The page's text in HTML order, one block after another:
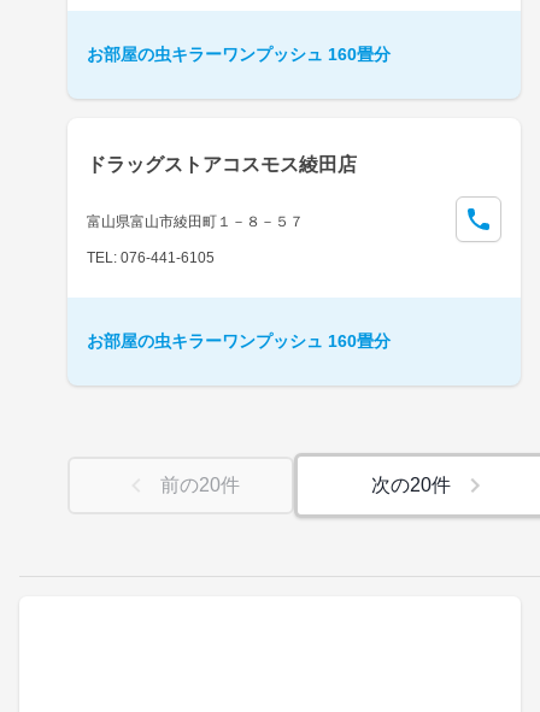
お部屋の虫キラーワンプッシュ 160畳分
ドラッグストアコスモス綾田店
富山県富山市綾田町１－８－５７
TEL: 076-441-6105
お部屋の虫キラーワンプッシュ 160畳分
前の20件 次の20件